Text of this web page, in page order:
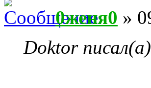
0женя0 »
Doktor